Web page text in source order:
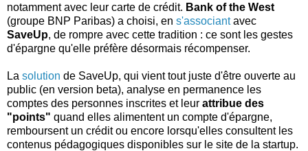
notamment avec leur carte de crédit. Bank of the West
(groupe BNP Paribas) a choisi, en s'associantavec
SaveUp, de rompre avec cette tradition : ce sont les gestes
d'épargne qu'elle préfère désormais récompenser.
La solution de SaveUp, qui vient tout juste d'être ouverte au
public (en version beta), analyse en permanence les
comptes des personnes inscrites et leur attribue des
"points" quand elles alimentent un compte d'épargne,
remboursent un crédit ou encore lorsqu'elles consultent les
contenus pédagogiques disponibles sur le site de la startup.